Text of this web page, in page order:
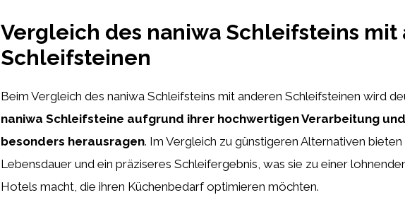
Vergleich des naniwa Schleifsteins mit
Schleifsteinen
Beim Vergleich des naniwa Schleifsteins mit anderen Schleifsteinen wird
naniwa Schleifsteine aufgrund ihrer hochwertigen Verarbeitung
besonders herausragen. Im Vergleich zu günstigeren Alternativen
Lebensdauer und ein präziseres Schleifergebnis, was sie zu einer
Hotels macht, die ihren Küchenbedarf optimieren möchten.